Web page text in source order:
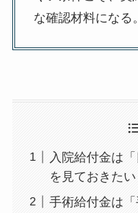
な確認材料になる。
入院給付金は
を見ておきたい
手術給付金は